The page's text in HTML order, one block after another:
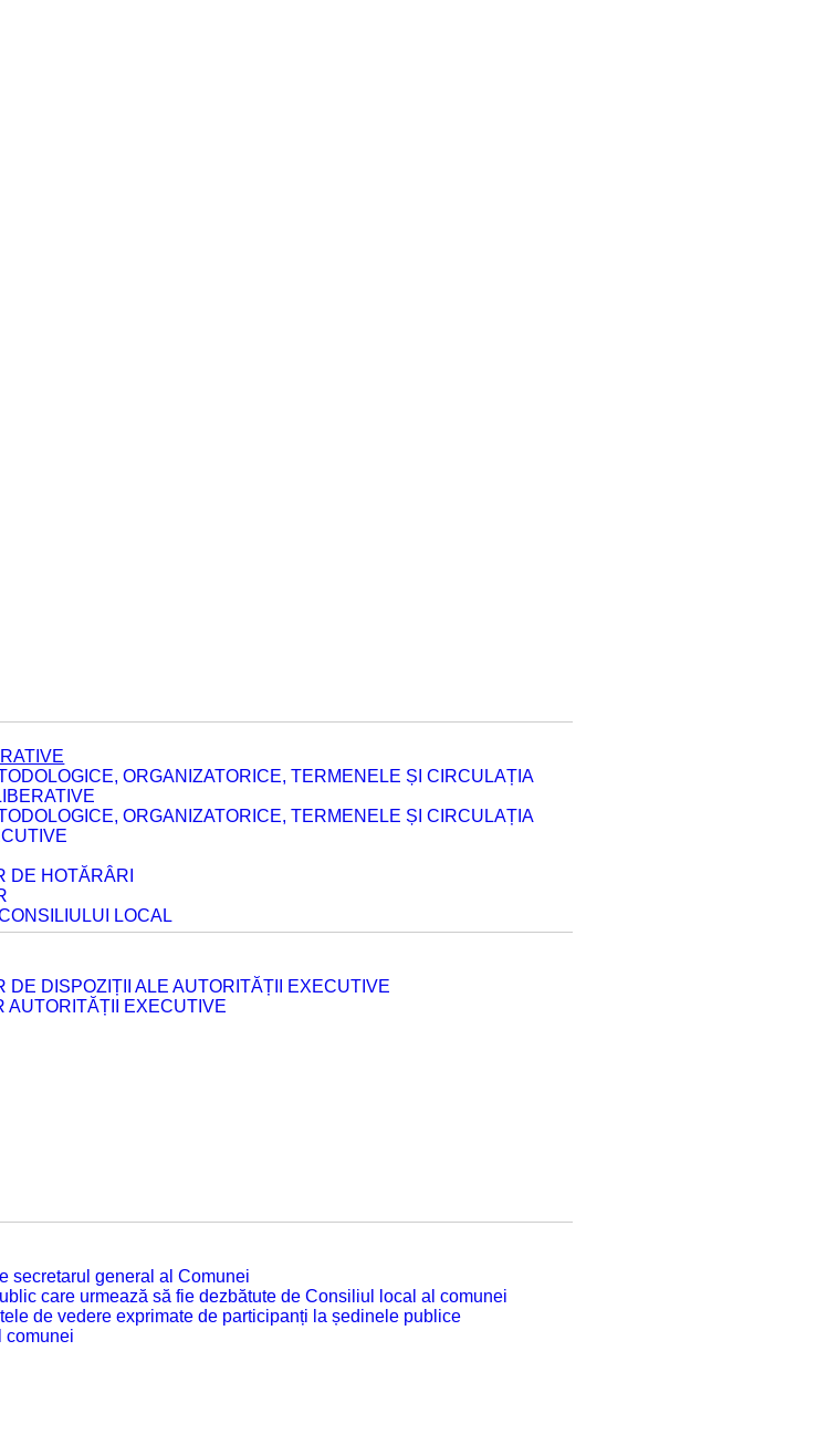
ORGANIZATORICE, TERMENELE ȘI CIRCULAȚIA
ORGANIZATORICE, TERMENELE ȘI CIRCULAȚIA
DE HOTĂRÂRI
LOCAL
DISPOZIȚII ALE AUTORITĂȚII EXECUTIVE
AUTORITĂȚII EXECUTIVE
secretarul general al Comunei
care urmează să fie dezbătute de Consiliul local al comunei
de vedere exprimate de participanți la ședinele publice
comunei